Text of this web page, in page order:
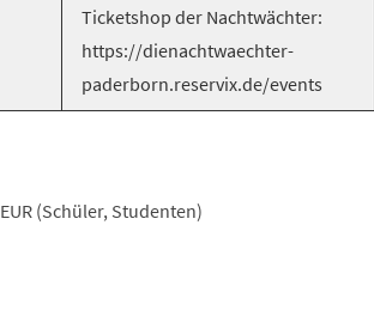
Ticketshop der Nachtwächter:
https://dienachtwaechter-
paderborn.reservix.de/events
(Schüler, Studenten)